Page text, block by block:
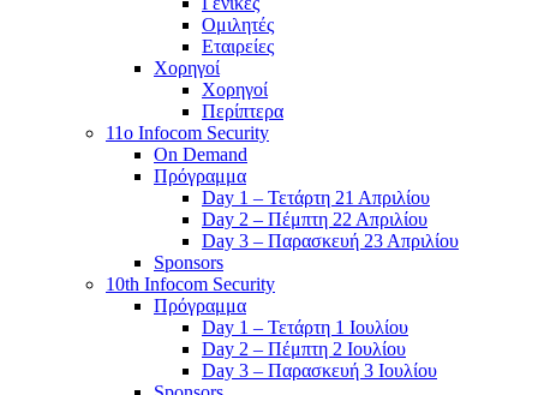
Ομιλητές
Εταιρείες
Χορηγοί
Χορηγοί
Περίπτερα
11o Infocom Security
On Demand
Πρόγραμμα
Day 1 – Τετάρτη 21 Απριλίου
Day 2 – Πέμπτη 22 Απριλίου
Day 3 – Παρασκευή 23 Απριλίου
Sponsors
10th Infocom Security
Πρόγραμμα
Day 1 – Τετάρτη 1 Ιουλίου
Day 2 – Πέμπτη 2 Ιουλίου
Day 3 – Παρασκευή 3 Ιουλίου